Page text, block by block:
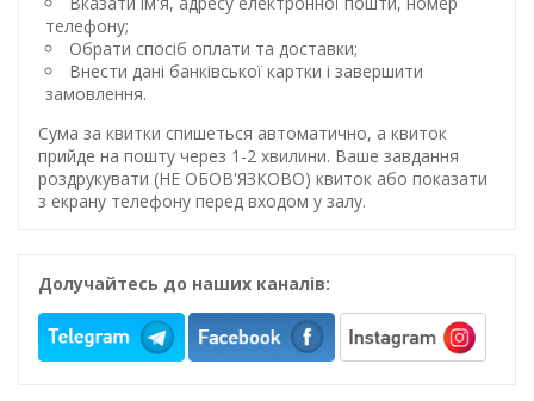
телефону;
Обрати спосіб оплати та доставки;
Внести дані банківської картки і завершити
замовлення.
Сума за квитки спишеться автоматично, а квиток
прийде на пошту через 1-2 хвилини. Ваше завдання
роздрукувати (НЕ ОБОВ'ЯЗКОВО) квиток або показати
з екрану телефону перед входом у залу.
Долучайтесь до наших каналів: